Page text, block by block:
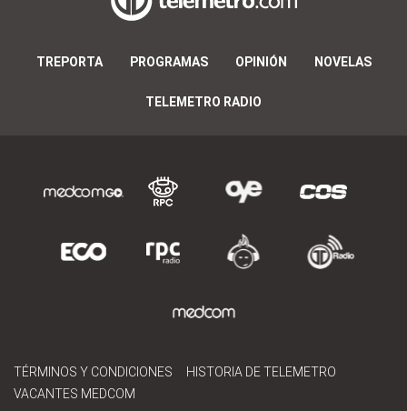
TREPORTA PROGRAMAS OPINIÓN NOVELAS
TELEMETRO RADIO
TÉRMINOS Y CONDICIONES
HISTORIA DE TELEMETRO
VACANTES MEDCOM